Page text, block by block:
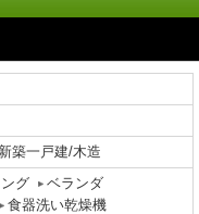
新築一戸建/木造
グ
ベランダ
食器洗い乾燥機